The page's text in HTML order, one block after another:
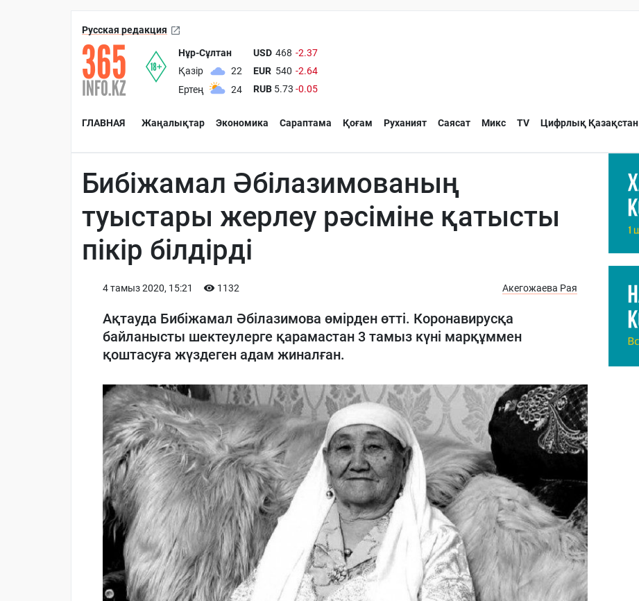
Русская редакция
Нұр-Сұлтан
Қазір
22
Ертең
24
USD 468 -2.37
EUR 540 -2.64
RUB 5.73 -0.05
ГЛАВНАЯ Жаңалықтар Экономика Сараптама Қоғам Руханият Саясат Микс TV Цифрлық Қазақстан
Бибіжамал Әбілазимованың
туыстары жерлеу рәсіміне қатысты
пікір білдірді
4 тамыз 2020, 15:21 1132 Акегожаева Рая
Ақтауда Бибіжамал Әбілазимова өмірден өтті. Коронавирусқа
байланысты шектеулерге қарамастан 3 тамыз күні марқұммен
қоштасуға жүздеген адам жиналған.